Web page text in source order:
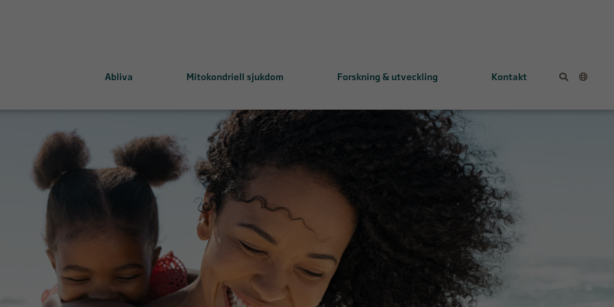
Abliva
mitochondrial health
Mitokondriell sjukdom
MELAS-MIDD och KSS-CPEO
Leighs syndrom
LHON
Forskning & utveckling
Tidig utvecklingsfas
FALCON-studien (eng.)
Kontakt